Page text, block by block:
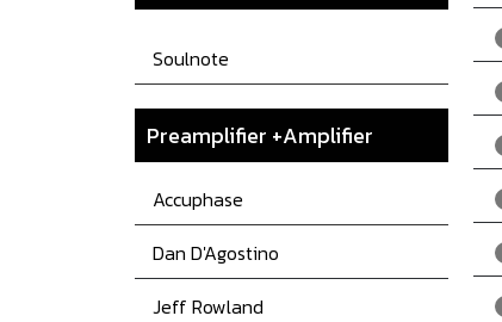
Soulnote
Preamplifier +Amplifier
Accuphase
Dan D'Agostino
Jeff Rowland